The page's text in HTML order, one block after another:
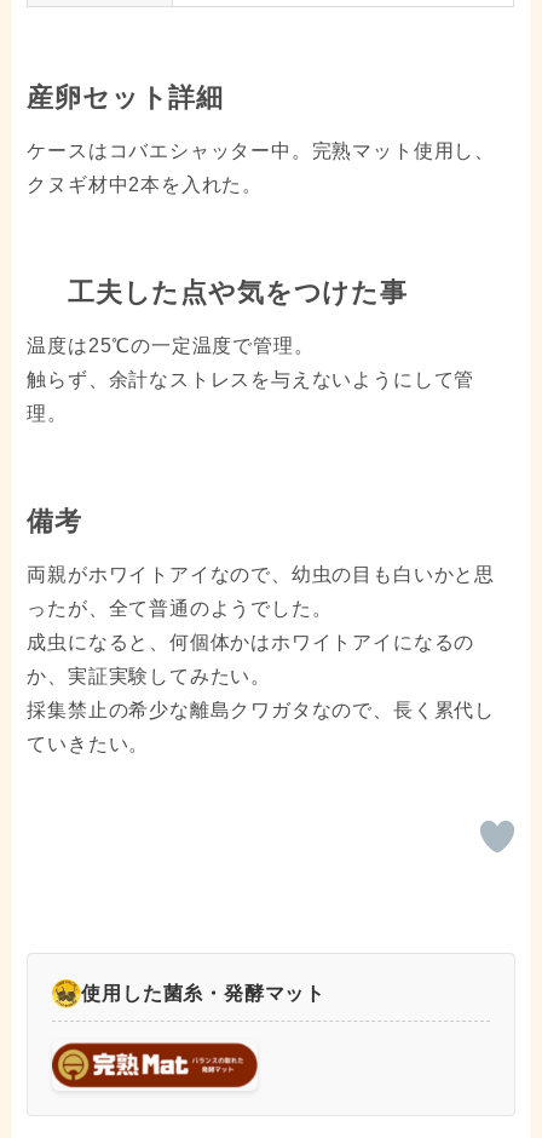
産卵セット詳細
ケースはコバエシャッター中。完熟マット使用し、
クヌギ材中2本を入れた。
工夫した点や気をつけた事
温度は25℃の一定温度で管理。
触らず、余計なストレスを与えないようにして管
理。
備考
両親がホワイトアイなので、幼虫の目も白いかと思
ったが、全て普通のようでした。
成虫になると、何個体かはホワイトアイになるの
か、実証実験してみたい。
採集禁止の希少な離島クワガタなので、長く累代し
ていきたい。
使用した菌糸・発酵マット